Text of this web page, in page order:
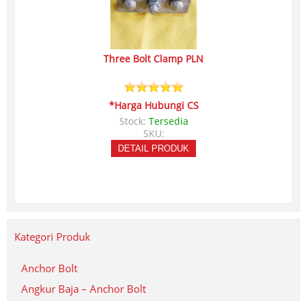
Three Bolt Clamp PLN
*Harga Hubungi CS
Stock: Tersedia
SKU:
DETAIL PRODUK
Kategori Produk
Anchor Bolt
Angkur Baja – Anchor Bolt